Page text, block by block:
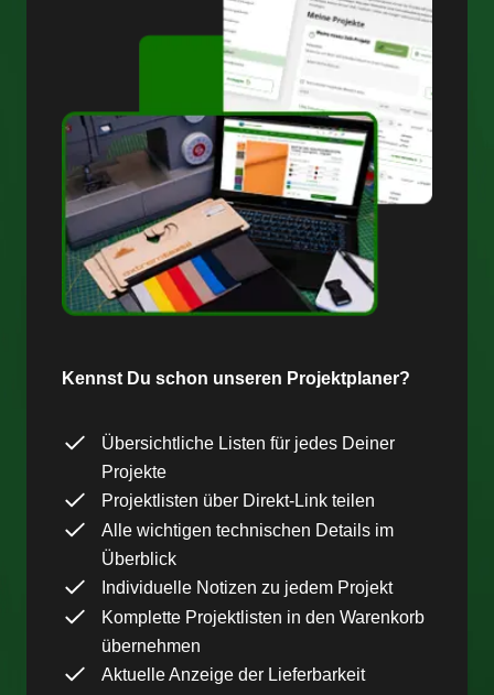
Kennst Du schon unseren Projektplaner?
Übersichtliche Listen für jedes Deiner
Projekte
Projektlisten über Direkt-Link teilen
Alle wichtigen technischen Details im
Überblick
Individuelle Notizen zu jedem Projekt
Komplette Projektlisten in den Warenkorb
übernehmen
Aktuelle Anzeige der Lieferbarkeit